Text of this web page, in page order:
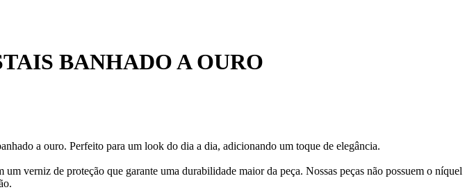
BANHADO A OURO
a ouro. Perfeito para um look do dia a dia, adicionando um toque de elegância.
verniz de proteção que garante uma durabilidade maior da peça. Nossas peças não possuem o níquel